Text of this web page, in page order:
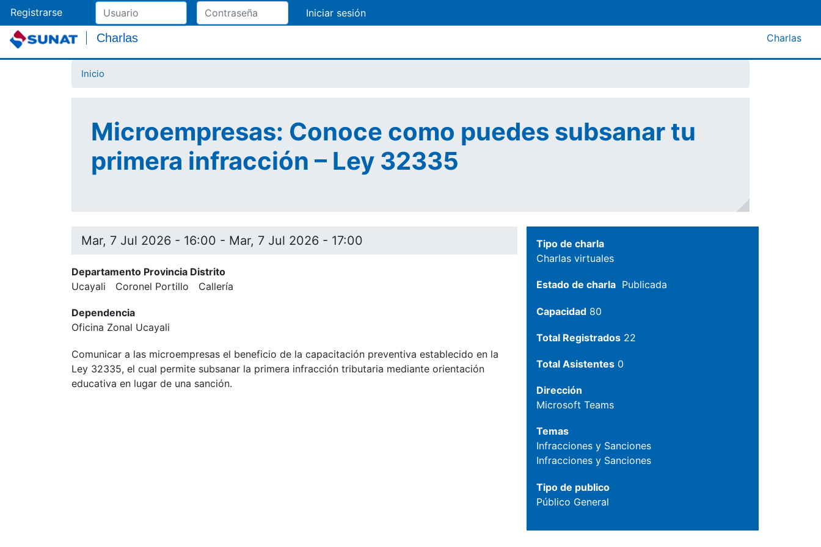
al
Registrarse
Charlas Charlas
Inicio
Microempresas: Conoce como puedes subsanar tu
primera infracción – Ley 32335
Mar, 7 Jul 2026 - 16:00 - Mar, 7 Jul 2026 - 17:00
Departamento Provincia Distrito
Ucayali
Coronel Portillo Callería
Dependencia
Oficina Zonal Ucayali
Comunicar a las microempresas el beneficio de la capacitación preventiva establecido en la
Ley 32335, el cual permite subsanar la primera infracción tributaria mediante orientación
educativa en lugar de una sanción.
Tipo de charla
Charlas virtuales
Estado de charla Publicada
Capacidad 80
Total Registrados 22
Total Asistentes 0
Dirección
Microsoft Teams
Temas
Infracciones y Sanciones
Infracciones y Sanciones
Tipo de publico
Público General